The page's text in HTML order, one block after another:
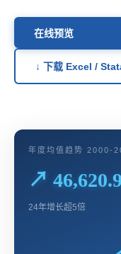
在线预览
↓ 下载 Excel /
年度均值趋势 2000-
↗
24年增长超5倍